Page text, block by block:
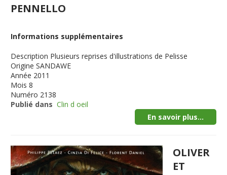
PENNELLO
Informations supplémentaires
Description Plusieurs reprises d'illustrations de Pelisse
Origine SANDAWE
Année 2011
Mois 8
Numéro 2138
Publié dans Clin d oeil
En savoir plus...
OLIVER
ET